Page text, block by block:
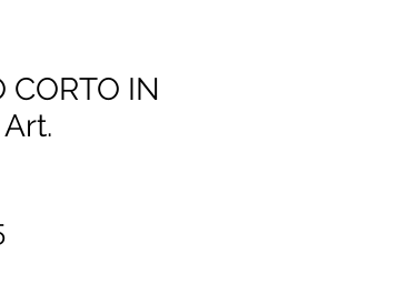
CORTO IN
Sale